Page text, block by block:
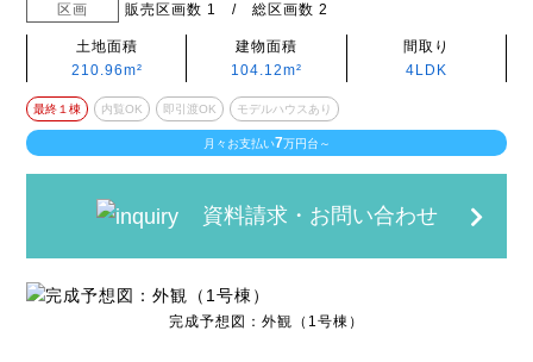
区画
販売区画数 1 / 総区画数 2
土地面積
210.96m²
建物面積
104.12m²
間取り
4LDK
最終１棟 内覧OK 即引渡OK モデルハウスあり
月々お支払い7万円台～
資料請求・お問い合わせ
完成予想図：外観（1号棟）